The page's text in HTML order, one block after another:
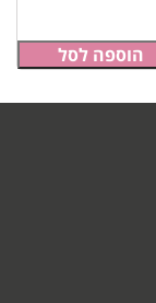
הוספה לסל